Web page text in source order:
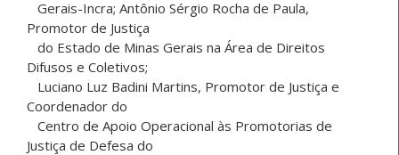
Gerais-Incra; Antônio Sérgio Rocha de Paula,
Promotor de Justiça
do Estado de Minas Gerais na Área de Direitos
Difusos e Coletivos;
Luciano Luz Badini Martins, Promotor de Justiça e
Coordenador do
Centro de Apoio Operacional às Promotorias de
Justiça de Defesa do